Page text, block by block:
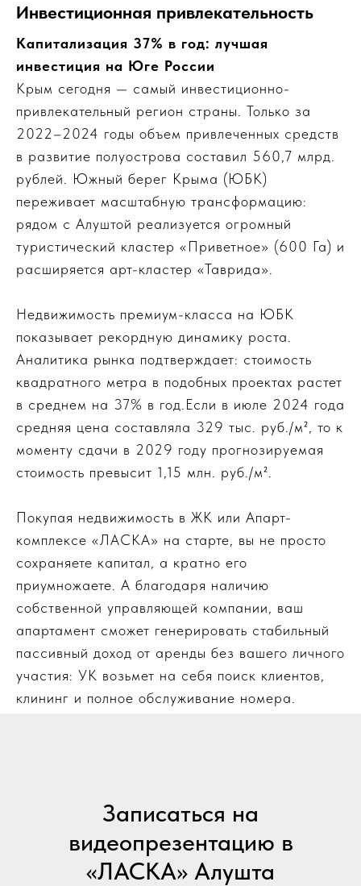
Инвестиционная привлекательность
Капитализация 37% в год: лучшая
инвестиция на Юге России
Крым сегодня — самый инвестиционно-
привлекательный регион страны. Только за
2022–2024 годы объем привлеченных средств
в развитие полуострова составил 560,7 млрд.
рублей. Южный берег Крыма (ЮБК)
переживает масштабную трансформацию:
рядом с Алуштой реализуется огромный
туристический кластер «Приветное» (600 Га) и
расширяется арт-кластер «Таврида».
Недвижимость премиум-класса на ЮБК
показывает рекордную динамику роста.
Аналитика рынка подтверждает: стоимость
квадратного метра в подобных проектах растет
в среднем на 37% в год.Если в июле 2024 года
средняя цена составляла 329 тыс. руб./м², то к
моменту сдачи в 2029 году прогнозируемая
стоимость превысит 1,15 млн. руб./м².
Покупая недвижимость в ЖК или Апарт-
комплексе «ЛАСКА» на старте, вы не просто
сохраняете капитал, а кратно его
приумножаете. А благодаря наличию
собственной управляющей компании, ваш
апартамент сможет генерировать стабильный
пассивный доход от аренды без вашего личного
участия: УК возьмет на себя поиск клиентов,
клининг и полное обслуживание номера.
Записаться на
видеопрезентацию в
«ЛАСКА» Алушта